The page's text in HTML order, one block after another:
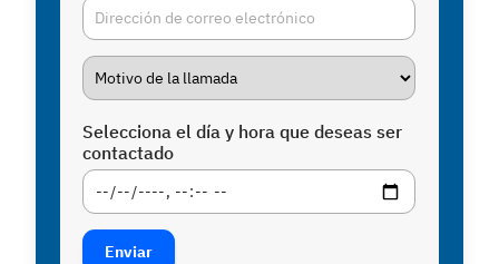
Selecciona el día y hora que deseas ser
contactado
Enviar